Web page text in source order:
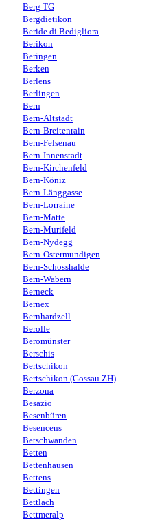
Berg TG
Bergdietikon
Beride di Bedigliora
Berikon
Beringen
Berken
Berlens
Berlingen
Bern
Bern-Altstadt
Bern-Breitenrain
Bern-Felsenau
Bern-Innenstadt
Bern-Kirchenfeld
Bern-Köniz
Bern-Länggasse
Bern-Lorraine
Bern-Matte
Bern-Murifeld
Bern-Nydegg
Bern-Ostermundigen
Bern-Schosshalde
Bern-Wabern
Berneck
Bernex
Bernhardzell
Berolle
Beromünster
Berschis
Bertschikon
Bertschikon (Gossau ZH)
Berzona
Besazio
Besenbüren
Besencens
Betschwanden
Betten
Bettenhausen
Bettens
Bettingen
Bettlach
Bettmeralp